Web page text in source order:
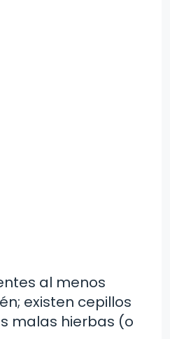
al menos
existen cepillos
malas hierbas (o